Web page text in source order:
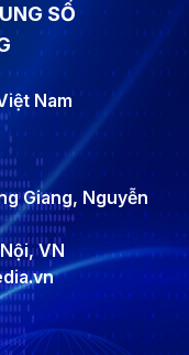
SỐ
Nam
Giang, Nguyễn
VN